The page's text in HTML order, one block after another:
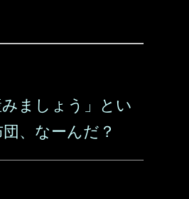
みましょう」とい
、なーんだ？